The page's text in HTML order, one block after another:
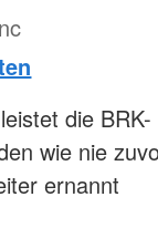
die BRK-
wie nie
ernannt